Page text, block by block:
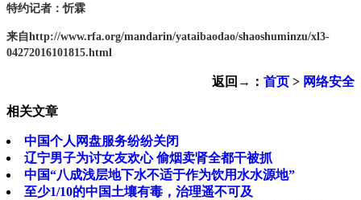
特约记者：忻霖
来自http://www.rfa.org/mandarin/yataibaodao/shaoshuminzu/xl3-
04272016101815.html
返回→： 首页 > 网络安全
相关文章
中国个人网盘服务纷纷关闭
辽宁男子为讨女友欢心 偷烟卖肾全都干被抓
中国“八成浅层地下水不适于作为饮用水水源地”
至少1/10的中国土壤有毒，治理遥不可及